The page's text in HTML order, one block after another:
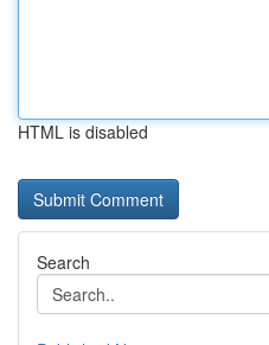
HTML is disabled
Search